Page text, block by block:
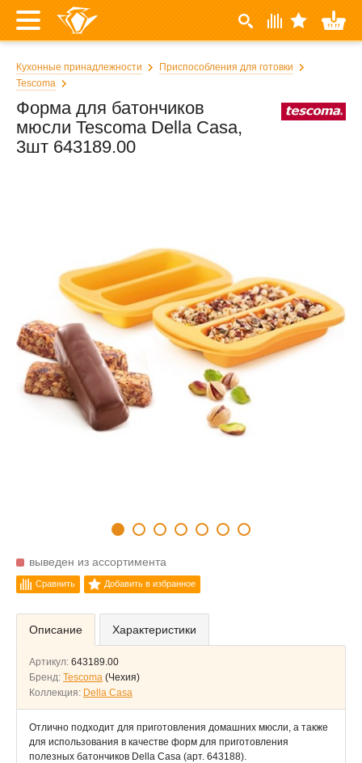
Кухонные принадлежности
Приспособления для готовки
Tescoma
Форма для батончиков
мюсли Tescoma Della Casa,
3шт 643189.00
выведен из ассортимента
Сравнить Добавить в избранное
Описание Характеристики
Артикул: 643189.00
Бренд: Tescoma (Чехия)
Коллекция: Della Casa
Отлично подходит для приготовления домашних мюсли, а также
для использования в качестве форм для приготовления
полезных батончиков Della Casa (арт. 643188).